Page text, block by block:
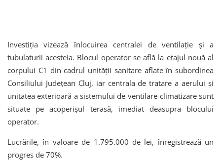
Investiția vizează înlocuirea centralei de ventilație și a
tubulaturii acesteia. Blocul operator se află la etajul nouă al
corpului C1 din cadrul unității sanitare aflate în subordinea
Consiliului Județean Cluj, iar centrala de tratare a aerului şi
unitatea exterioară a sistemului de ventilare-climatizare sunt
situate pe acoperişul terasă, imediat deasupra blocului
operator.
Lucrările, în valoare de 1.795.000 de lei, înregistrează un
progres de 70%.